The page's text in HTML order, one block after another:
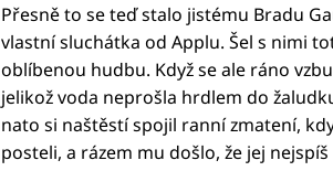
Přesně to se teď stalo jistému Bradu
vlastní sluchátka od Applu. Šel s nimi
oblíbenou hudbu. Když se ale ráno
jelikož voda neprošla hrdlem do
nato si naštěstí spojil ranní zmatení,
posteli, a rázem mu došlo, že jej